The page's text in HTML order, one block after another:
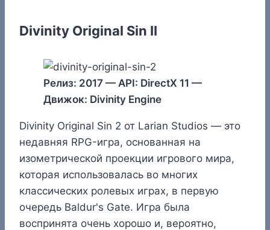
Divinity Original Sin II
Релиз: 2017 — API: DirectX 11 —
Движок: Divinity Engine
Divinity Original Sin 2 от Larian Studios — это
недавняя RPG-игра, основанная на
изометрической проекции игрового мира,
которая использовалась во многих
классических ролевых играх, в первую
очередь Baldur's Gate. Игра была
воспринята очень хорошо и, вероятно,